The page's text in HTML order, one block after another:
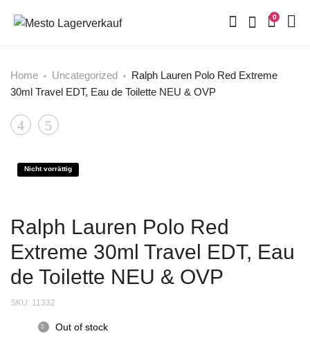
0
Home Uncategorized
Ralph Lauren Polo Red Extreme
30ml Travel EDT, Eau de Toilette NEU & OVP
Product
Hugo
Orange
Shower
Gel
-
Joop
125
de
Toilette
Spray
Nicht vorrättig
Ralph Lauren Polo Red
Extreme 30ml Travel EDT, Eau
de Toilette NEU & OVP
SKU: 11332
Out of stock